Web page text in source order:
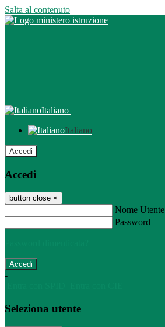
Salta al contenuto
Italiano
Italiano
Accedi
Accedi
button close ×
Nome Utente
Password
-
Seleziona utente